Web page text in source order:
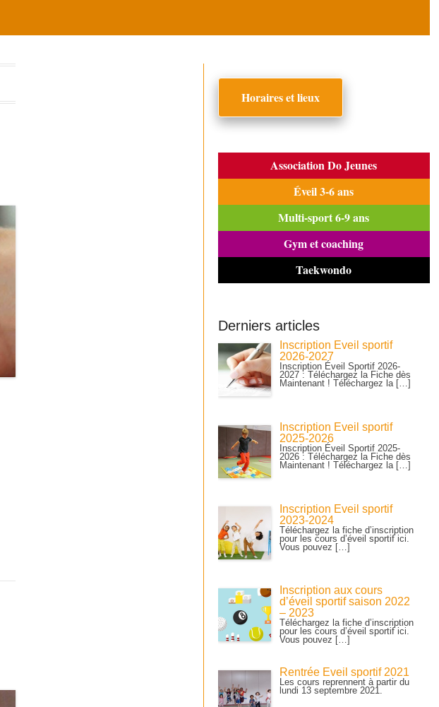
Horaires et lieux
Association Do Jeunes
Éveil 3-6 ans
Multi-sport 6-9 ans
Gym et coaching
Taekwondo
Derniers articles
Inscription Éveil sportif
2026-2027
Inscription Éveil Sportif 2026-
2027 : Téléchargez la Fiche dès
Maintenant ! Téléchargez la […]
Inscription Éveil sportif
2025-2026
Inscription Éveil Sportif 2025-
2026 : Téléchargez la Fiche dès
Maintenant ! Téléchargez la […]
Inscription Éveil sportif
2023-2024
Téléchargez la fiche d’inscription
pour les cours d’éveil sportif ici.
Vous pouvez […]
Inscription aux cours
d’éveil sportif saison 2022
– 2023
Téléchargez la fiche d’inscription
pour les cours d’éveil sportif ici.
Vous pouvez […]
Rentrée Éveil sportif 2021
Les cours reprennent à partir du
lundi 13 septembre 2021.